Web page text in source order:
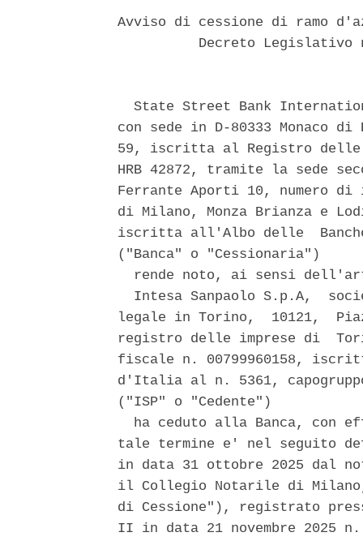
Avviso di cessione di ramo
Decreto
State Street Bank
con sede in D-80333 Monaco
59, iscritta al Registro delle
HRB 42872, tramite la sede
Ferrante Aporti 10, numero
di Milano, Monza Brianza e
iscritta all'Albo delle
("Banca" o "Cessionaria")
rende noto, ai sensi
Intesa Sanpaolo S.p.A,
legale in Torino,  10121,
registro delle imprese di
fiscale n. 00799960158,
d'Italia al n. 5361,
("ISP" o "Cedente")
ha ceduto alla Banca, con
tale termine e' nel seguito
in data 31 ottobre 2025 dal
il Collegio Notarile di
di Cessione"), registrato
II in data 21 novembre 2025